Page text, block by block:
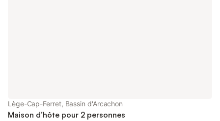
Lège-Cap-Ferret, Bassin d'Arcachon
Maison d’hôte pour 2 personnes